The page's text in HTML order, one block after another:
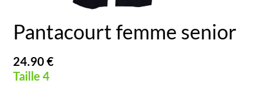
Pantacourt femme senior
24.90 €
Taille 4